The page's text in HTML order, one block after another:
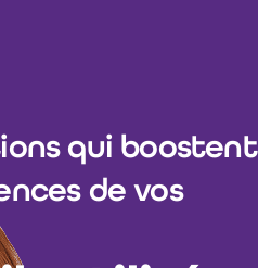
qui boostent
de vos